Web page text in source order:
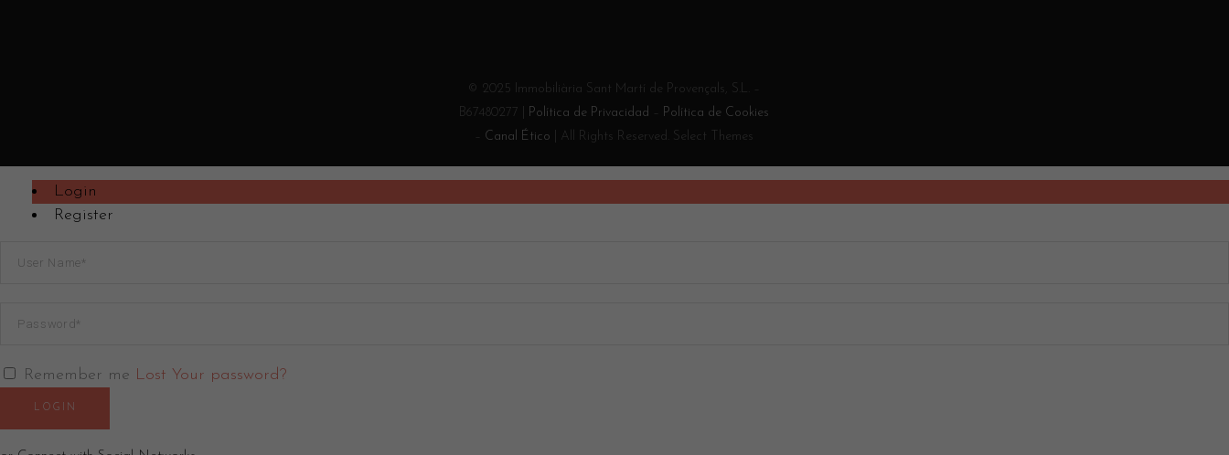
© 2025 Immobiliària Sant Martí de Provençals, S.L. –
B67480277 |
Política de Privacidad
Política de Cookies
Canal Ético | All Rights Reserved. Select Themes
Login
Register
Remember me Lost Your password?
LOGIN